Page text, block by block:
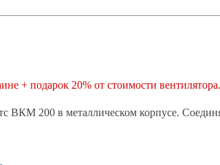
+ подарок 20% от стоимости вентилятора.
ВКМ 200 в металлическом корпусе.